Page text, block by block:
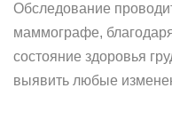
Обследование
маммографе,
состояние здоровья
выявить любые